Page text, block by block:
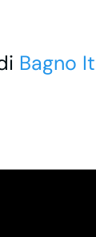
Bagno